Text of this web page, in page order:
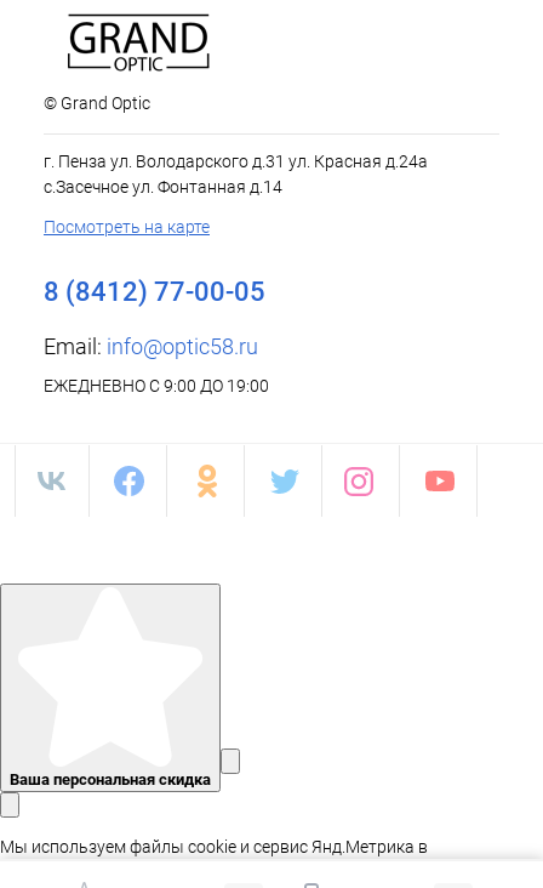
© Grand Optic
г. Пенза ул. Володарского д.31 ул. Красная д.24а
с.Засечное ул. Фонтанная д.14
Посмотреть на карте
8 (8412) 77-00-05
Email: info@optic58.ru
ЕЖЕДНЕВНО С 9:00 ДО 19:00
Ваша персональная скидка
Мы используем файлы cookie и сервис Янд.Метрика в